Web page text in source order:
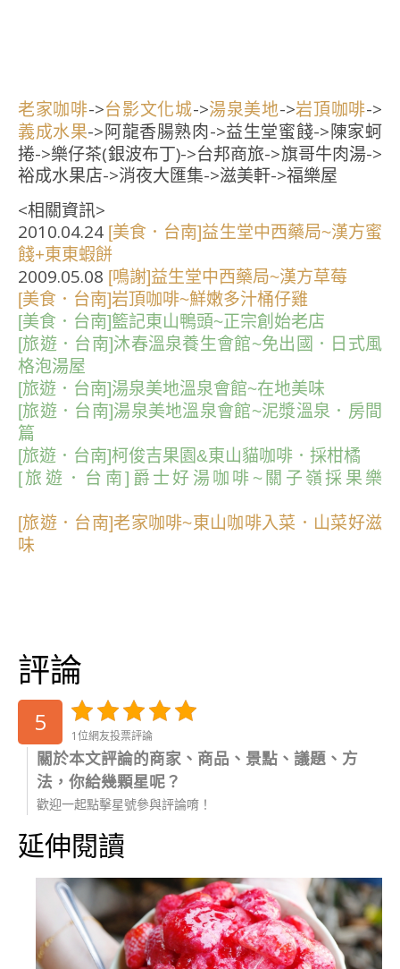
老家咖啡->台影文化城->湯泉美地->岩頂咖啡->
義成水果->阿龍香腸熟肉->益生堂蜜餞->陳家蚵
捲->樂仔茶(銀波布丁)->台邦商旅->旗哥牛肉湯->
裕成水果店->消夜大匯集->滋美軒->福樂屋
<相關資訊>
2010.04.24 [美食．台南]益生堂中西藥局~漢方蜜
餞+東東蝦餅
2009.05.08 [鳴謝]益生堂中西藥局~漢方草莓
[美食．台南]岩頂咖啡~鮮嫩多汁桶仔雞
[美食．台南]籃記東山鴨頭~正宗創始老店
[旅遊．台南]沐春溫泉養生會館~免出國．日式風
格泡湯屋
[旅遊．台南]湯泉美地溫泉會館~在地美味
[旅遊．台南]湯泉美地溫泉會館~泥漿溫泉．房間
篇
[旅遊．台南]柯俊吉果園&東山貓咖啡．採柑橘
[旅遊．台南]爵士好湯咖啡~關子嶺採果樂
[旅遊．台南]老家咖啡~東山咖啡入菜．山菜好滋
味
評論
5 1位網友投票評論
關於本文評論的商家、商品、景點、議題、方
法，你給幾顆星呢？
歡迎一起點擊星號參與評論唷！
延伸閱讀